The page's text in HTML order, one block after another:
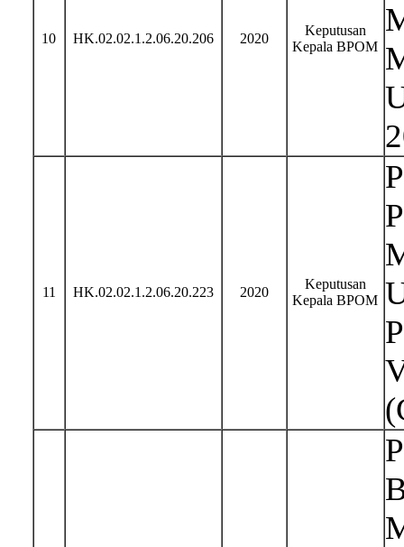
10 HK.02.02.1.2.06.20.206 2020
Keputusan
Kepala BPOM
11 HK.02.02.1.2.06.20.223 2020
Keputusan
Kepala BPOM